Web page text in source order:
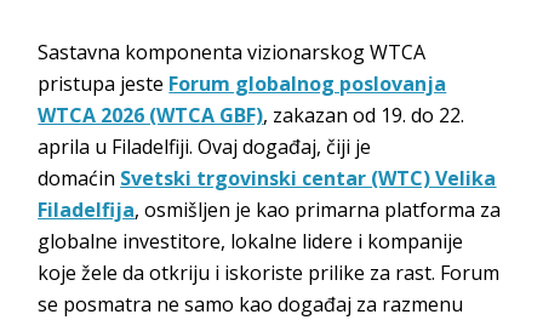
Sastavna komponenta vizionarskog WTCA
pristupa jeste Forum globalnog poslovanja
WTCA 2026 (WTCA GBF), zakazan od 19. do 22.
aprila u Filadelfiji. Ovaj događaj, čiji je
domaćin Svetski trgovinski centar (WTC) Velika
Filadelfija, osmišljen je kao primarna platforma za
globalne investitore, lokalne lidere i kompanije
koje žele da otkriju i iskoriste prilike za rast. Forum
se posmatra ne samo kao događaj za razmenu